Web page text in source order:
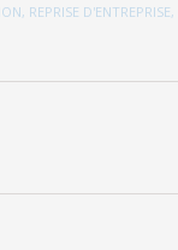
, REPRISE D'ENTREPRISE,